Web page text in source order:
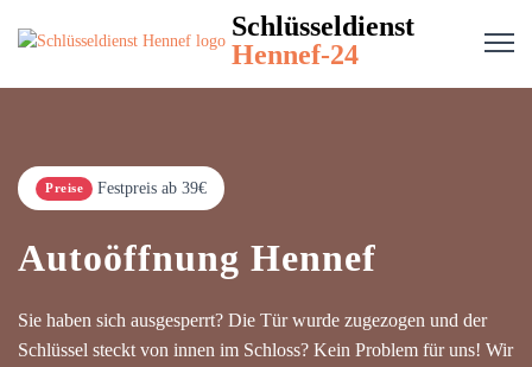
Schlüsseldienst
Hennef-24
Preise Festpreis ab 39€
Autoöffnung Hennef
Sie haben sich ausgesperrt? Die Tür wurde zugezogen und der
Schlüssel steckt von innen im Schloss? Kein Problem für uns! Wir